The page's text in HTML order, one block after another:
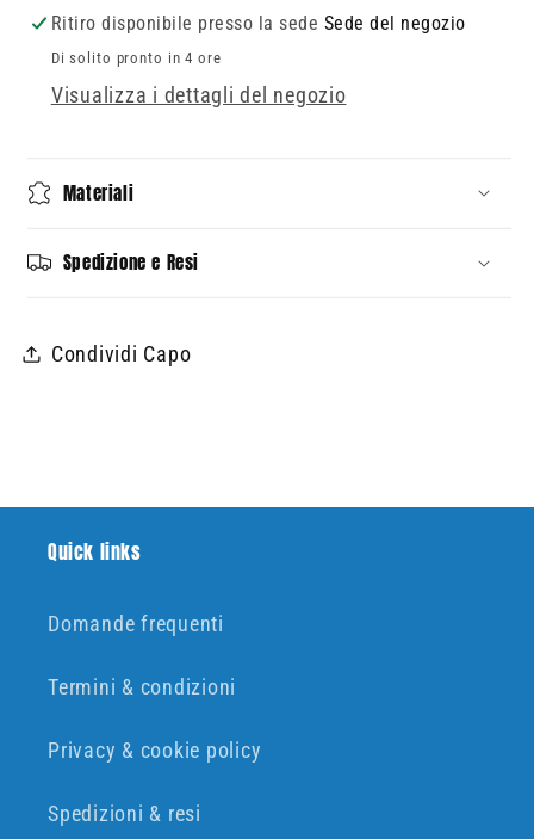
bio
fantasia
London
bio
fantasia
London
Ritiro disponibile presso la sede Sede del negozio
Di solito pronto in 4 ore
Visualizza i dettagli del negozio
Materiali
Spedizione e Resi
Condividi Capo
Quick links
Domande frequenti
Termini & condizioni
Privacy & cookie policy
Spedizioni & resi